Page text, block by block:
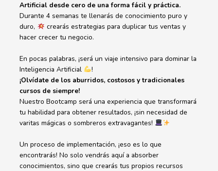
Artificial desde cero de unaformafácil y práctica.
Durante 4 semanas te llenarás de conocimiento puro y
duro,
crearás estrategias para duplicar tus ventas y
hacer crecer tu negocio.
En pocas palabras, ¡será un viaje intensivo para dominar la
Inteligencia Artificial
!
¡Olvídate de los aburridos, costosos y tradicionales
cursos de siempre!
Nuestro Bootcamp será una experiencia que transformará
tu habilidad para obtener resultados, ¡sin necesidad de
varitas mágicas o sombreros extravagantes!
Un proceso de implementación, ¡eso es lo que
encontrarás! No solo vendrás aquí a absorber
conocimientos, sino que crearás tus propios recursos